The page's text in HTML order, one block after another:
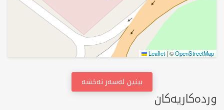
وردەکاریەکان
Leaflet | ©OpenStreetMap
بینین لەسەر نەخشە